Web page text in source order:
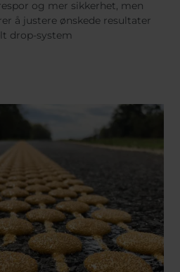
og mer sikkerhet, men
å justere ønskede resultater
drop-system